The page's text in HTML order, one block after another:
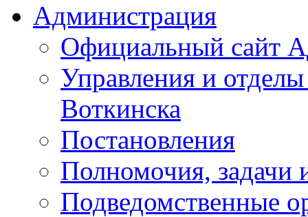
Администрация
Официальный сайт
Управления и
Воткинска
Постановления
Полномочия, задачи
Подведомственные